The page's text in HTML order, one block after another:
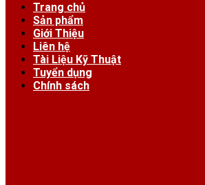
Trang chủ
Sản phẩm
Giới Thiệu
Liên hệ
Tài Liệu Kỹ Thuật
Tuyển dụng
Chính sách